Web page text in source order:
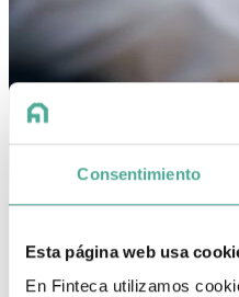
Consentimiento
Esta página web usa
En Finteca utilizamos